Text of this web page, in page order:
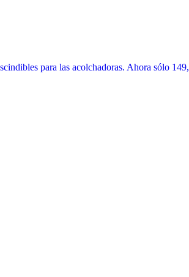
para las acolchadoras. Ahora sólo